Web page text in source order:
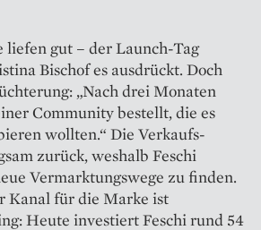
liefen gut – der Launch-Tag
Bischof es ausdrückt. Doch
„Nach drei Monaten
Community bestellt, die es
wollten.“ Die Verkaufs­
zurück, weshalb Feschi
Vermarktungswege zu finden.
Kanal für die Marke ist
Heute investiert Feschi rund 54